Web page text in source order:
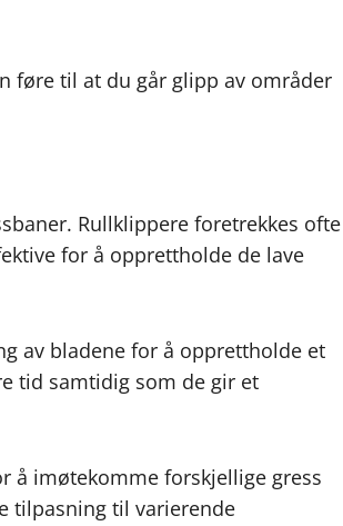
føre til at du går glipp av områder
Rullklippere foretrekkes ofte
for å opprettholde de lave
av bladene for å opprettholde et
tid samtidig som de gir et
å imøtekomme forskjellige gress
tilpasning til varierende